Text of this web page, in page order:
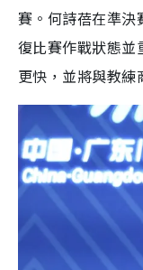
賽。何詩蓓在準決
復比賽作戰狀態並
更快，並將與教練